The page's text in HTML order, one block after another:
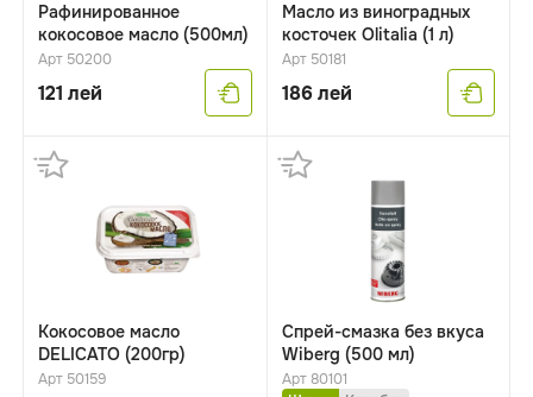
Рафинированное
кокосовое масло (500мл)
Арт 50200
121 лей
Масло из виноградных
косточек Olitalia (1 л)
Арт 50181
186 лей
Кокосовое масло
DELICATO (200гр)
Арт 50159
Cпрей-смазка без вкуса
Wiberg (500 мл)
Арт 80101